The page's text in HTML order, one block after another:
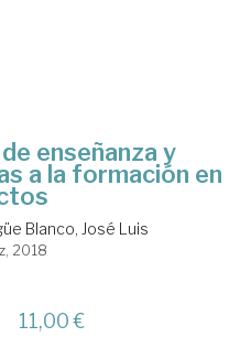
enseñanza y
a la formación en
Blanco, José Luis
2018
11,00 €